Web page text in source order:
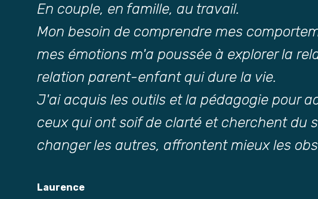
En couple, en famille, au travail.
Mon besoin de comprendre mes
mes émotions m'a poussée à explorer la
relation parent-enfant qui dure la vie.
J'ai acquis les outils et la pédagogie pour
ceux qui ont soif de clarté et cherchent du
changer les autres, affrontent mieux les
Laurence